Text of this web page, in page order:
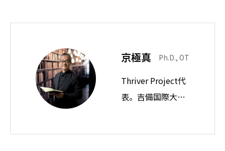
京極真 Ph.D., OT
Thriver Project代
表。吉備国際大学